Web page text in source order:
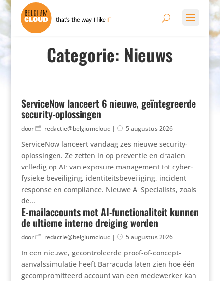
Categorie: Nieuws
ServiceNow lanceert 6 nieuwe, geïntegreerde
security-oplossingen
door redactie@belgiumcloud| 5 augustus 2026
ServiceNow lanceert vandaag zes nieuwe security-
oplossingen. Ze zetten in op preventie en draaien
volledig op AI: van exposure management tot cyber-
fysieke beveiliging, identiteitsbeveiliging, incident
response en compliance. Nieuwe AI Specialists, zoals
de...
E‑mailaccounts met AI-functionaliteit kunnen
de ultieme interne dreiging worden
door redactie@belgiumcloud| 5 augustus 2026
In een nieuwe, gecontroleerde proof-of-concept-
aanvalssimulatie heeft Barracuda laten zien hoe één
gecompromitteerd account van een medewerker kan